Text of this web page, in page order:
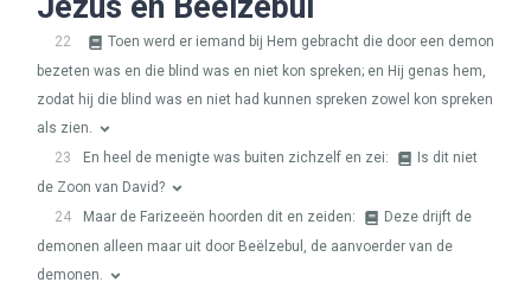
22
Toen werd er iemand bij Hem gebracht die door een demon
bezeten was en die blind was en niet kon spreken; en Hij genas hem,
zodat hij die blind was en niet had kunnen spreken zowel kon spreken
als zien.
23
En heel de menigte was buiten zichzelf en zei:
Is dit niet
de Zoon van David?
24
Maar de Farizeeën hoorden dit en zeiden:
Deze drijft de
demonen alleen maar uit door Beëlzebul, de aanvoerder van de
demonen.